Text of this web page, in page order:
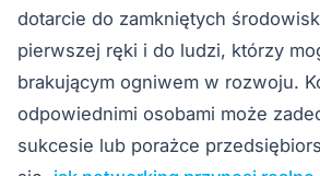
dotarcie do zamkniętych
pierwszej ręki i do ludzi, którzy
brakującym ogniwem w rozwoju.
odpowiednimi osobami może
sukcesie lub porażce